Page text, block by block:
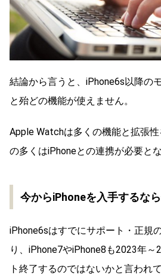
結論から言うと、iPhone6s以降の
と殆どの機能が使えません。
Apple Watchは多くの機能と拡張
の多くはiPhoneとの連携が必要と
今からiPhoneを入手するな
iPhone6sはすでにサポート・正規
り、iPhone7やiPhone8も2023年
ト終了するのではないかと言われて